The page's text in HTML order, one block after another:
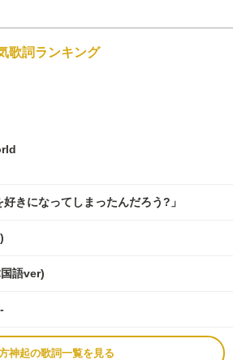
歌詞ランキング
好きになってしまったんだろう?」
語ver)
神起の歌詞一覧を見る